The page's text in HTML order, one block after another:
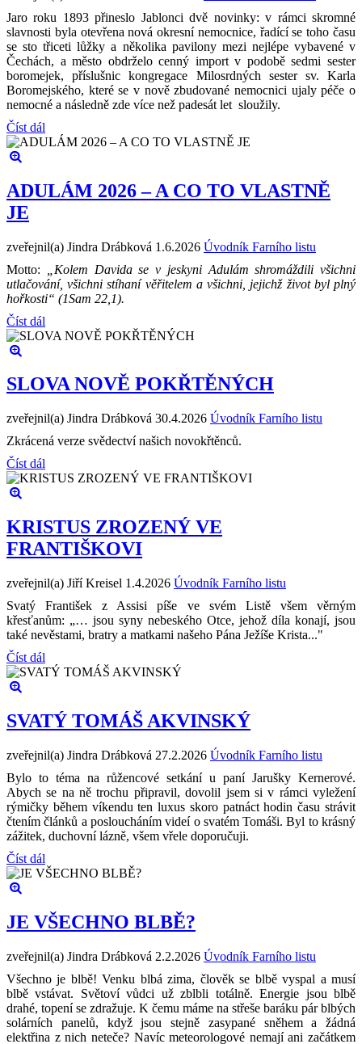
Jaro roku 1893 přineslo Jablonci dvě novinky: v rámci skromné
slavnosti byla otevřena nová okresní nemocnice, řadící se toho času
se sto třiceti lůžky a několika pavilony mezi nejlépe vybavené v
Čechách, a město obdrželo cenný import v podobě sedmi sester
boromejek, příslušnic kongregace Milosrdných sester sv. Karla
Boromejského, které se v nově zbudované nemocnici ujaly péče o
nemocné a následně zde více než padesát let sloužily.
Číst dál
ADULÁM 2026 – A CO TO VLASTNĚ
JE
zveřejnil(a) Jindra Drábková 1.6.2026 Úvodník Farního listu
Motto:
„Kolem Davida se v jeskyni Adulám shromáždili všichni
utlačování, všichni stíhaní věřitelem a všichni, jejichž život byl plný
hořkosti“ (1Sam 22,1).
Číst dál
SLOVA NOVĚ POKŘTĚNÝCH
zveřejnil(a) Jindra Drábková 30.4.2026 Úvodník Farního listu
Zkrácená verze svědectví našich novokřtěnců.
Číst dál
KRISTUS ZROZENÝ VE
FRANTIŠKOVI
zveřejnil(a) Jiří Kreisel 1.4.2026 Úvodník Farního listu
Svatý František z Assisi píše ve svém Listě všem věrným
křesťanům: „… jsou syny nebeského Otce, jehož díla konají, jsou
také nevěstami, bratry a matkami našeho Pána Ježíše Krista..."
Číst dál
SVATÝ TOMÁŠ AKVINSKÝ
zveřejnil(a) Jindra Drábková 27.2.2026 Úvodník Farního listu
Bylo to téma na růžencové setkání u paní Jarušky Kernerové.
Abych se na ně trochu připravil, dovolil jsem si v rámci vyležení
rýmičky během víkendu ten luxus skoro patnáct hodin času strávit
čtením článků a posloucháním videí o svatém Tomáši. Byl to krásný
zážitek, duchovní lázně, všem vřele doporučuji.
Číst dál
JE VŠECHNO BLBĚ?
zveřejnil(a) Jindra Drábková 2.2.2026 Úvodník Farního listu
Všechno je blbě! Venku blbá zima, člověk se blbě vyspal a musí
blbě vstávat. Světoví vůdci už zblbli totálně. Energie jsou blbě
drahé, topení se zdražuje. K čemu máme na střeše baráku pár blbých
solárních panelů, když jsou stejně zasypané sněhem a žádná
elektřina z nich neteče? Navíc meteorologové nemají ani začátkem